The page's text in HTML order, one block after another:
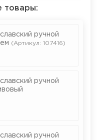
товары:
ручной
(Артикул: 107416)
ручной
ручной